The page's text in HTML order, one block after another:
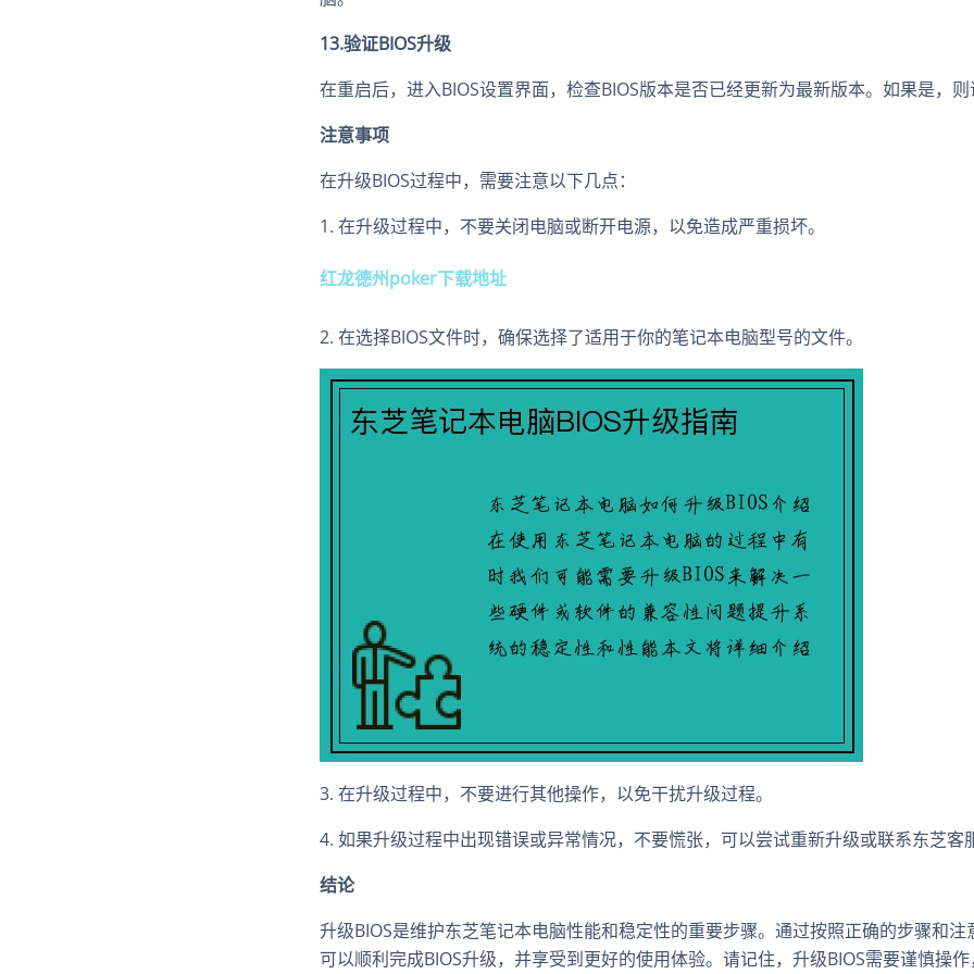
13.验证BIOS升级
在重启后，进入BIOS设置界面，检查BIOS版本是否已经更新为最新版本。如果是，则
注意事项
在升级BIOS过程中，需要注意以下几点：
1. 在升级过程中，不要关闭电脑或断开电源，以免造成严重损坏。
红龙德州poker下载地址
2. 在选择BIOS文件时，确保选择了适用于你的笔记本电脑型号的文件。
3. 在升级过程中，不要进行其他操作，以免干扰升级过程。
4. 如果升级过程中出现错误或异常情况，不要慌张，可以尝试重新升级或联系东芝客
结论
升级BIOS是维护东芝笔记本电脑性能和稳定性的重要步骤。通过按照正确的步骤和
可以顺利完成BIOS升级，并享受到更好的使用体验。请记住，升级BIOS需要谨慎操